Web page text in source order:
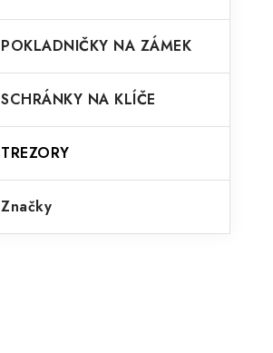
POKLADNIČKY NA ZÁMEK
SCHRÁNKY NA KLÍČE
TREZORY
Značky